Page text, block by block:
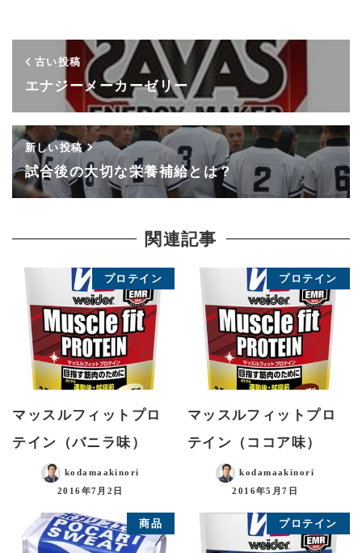
古い投稿
エナジーメーカーゼリー
新しい投稿
試合後の大切な栄養補給とは？
関連記事
プロテイン
マッスルフィットプロ
テイン（バニラ味）
kodamaakinori
2016年7月2日
プロテイン
マッスルフィットプロ
テイン（ココア味）
kodamaakinori
2016年5月7日
商品 プロテイン